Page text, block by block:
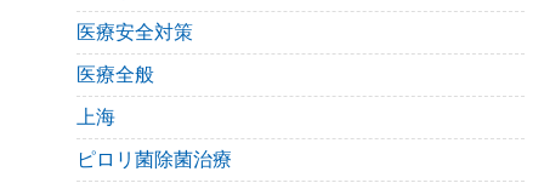
医療安全対策
医療全般
上海
ピロリ菌除菌治療